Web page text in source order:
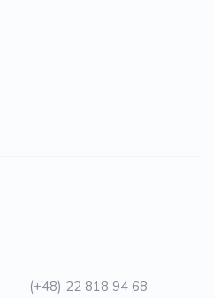
(+48) 22 818 94 68